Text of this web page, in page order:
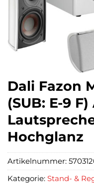
Dali Fazon
(SUB: E-9
Hochglanz
Artikelnummer:
Kategorie: Stand- &